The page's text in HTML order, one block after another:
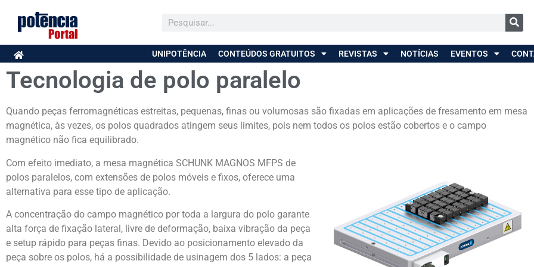
UNIPOTÊNCIA CONTEÚDOS GRATUITOS REVISTAS NOTÍCIAS EVENTOS
Tecnologia de polo paralelo
Quando peças ferromagnéticas estreitas, pequenas, finas ou volumosas são fixadas em aplicações de fresamento em mesa
magnética, às vezes, os polos quadrados atingem seus limites, pois nem todos os polos estão cobertos e o campo
magnético não fica equilibrado.
Com efeito imediato, a mesa magnética SCHUNK MAGNOS MFPS de
polos paralelos, com extensões de polos móveis e fixos, oferece uma
alternativa para esse tipo de aplicação.
A concentração do campo magnético por toda a largura do polo garante
alta força de fixação lateral, livre de deformação, baixa vibração da peça
e setup rápido para peças finas. Devido ao posicionamento elevado da
peça sobre os polos, há a possibilidade de usinagem dos 5 lados: a peça